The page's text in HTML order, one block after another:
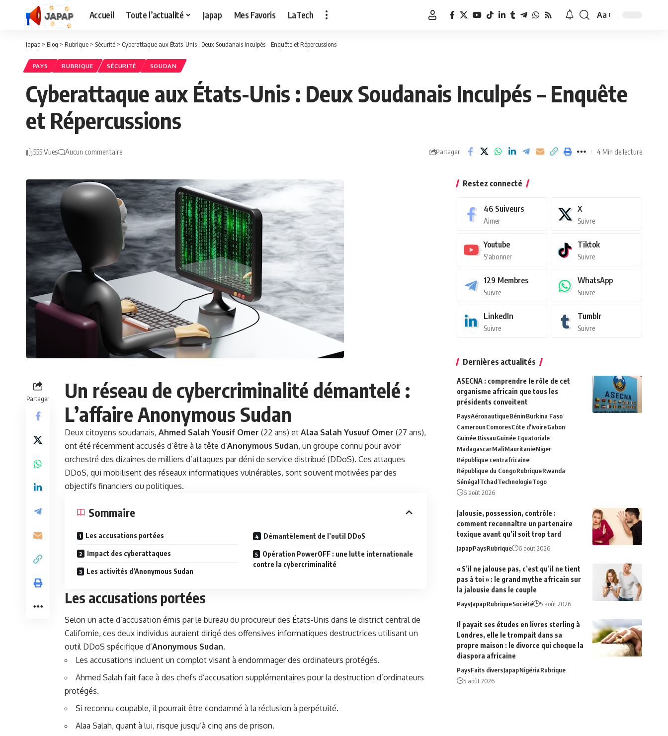
Accueil Toute l’actualité Japap Mes Favoris LaTech
Redimensionner
Aa
Japap > Blog > Rubrique > Sécurité > Cyberattaque aux États-Unis : Deux Soudanais Inculpés – Enquête et Répercussions
PAYS RUBRIQUE SÉCURITÉ SOUDAN
Cyberattaque aux États-Unis : Deux Soudanais Inculpés – Enquête
et Répercussions
555 Vues Aucun commentaire Partager 4 Min de lecture
Partager
Un réseau de cybercriminalité démantelé :
L’affaire Anonymous Sudan
Deux citoyens soudanais, Ahmed Salah Yousif Omer (22 ans) et Alaa Salah Yusuuf Omer (27 ans),
ont été récemment accusés d’être à la tête d’Anonymous Sudan, un groupe connu pour avoir
orchestré des dizaines de milliers d’attaques par déni de service distribué (DDoS). Ces attaques
DDoS, qui mobilisent des réseaux informatiques vulnérables, sont souvent motivées par des
objectifs financiers ou politiques.
Sommaire
Les accusations portées
Impact des cyberattaques
Les activités d’Anonymous Sudan
Démantèlement de l’outil DDoS
Opération PowerOFF : une lutte internationale
contre la cybercriminalité
Les accusations portées
Selon un acte d’accusation émis par le bureau du procureur des États-Unis dans le district central de
Californie, ces deux individus auraient dirigé des offensives informatiques destructrices utilisant un
outil DDoS spécifique d’Anonymous Sudan.
Les accusations incluent un complot visant à endommager des ordinateurs protégés.
Ahmed Salah fait face à des chefs d’accusation supplémentaires pour la destruction d’ordinateurs
protégés.
Si reconnu coupable, il pourrait être condamné à la réclusion à perpétuité.
Alaa Salah, quant à lui, risque jusqu’à cinq ans de prison.
Restez connecté
46 Suiveurs
Aimer
X
Suivre
Youtube
S'abonner
Tiktok
Suivre
129 Membres
Suivre
WhatsApp
Suivre
LinkedIn
Suivre
Tumblr
Suivre
Dernières actualités
ASECNA : comprendre le rôle de cet
organisme africain que tous les
présidents convoitent
PaysAéronautiqueBéninBurkina Faso
CamerounComoresCôte d'IvoireGabon
Guinée BissauGuinée Equatoriale
MadagascarMaliMauritanieNiger
République centrafricaine
République du CongoRubriqueRwanda
SénégalTchadTechnologieTogo
6 août 2026
Jalousie, possession, contrôle :
comment reconnaître un partenaire
toxique avant qu’il soit trop tard
JapapPaysRubrique 6 août 2026
« S’il ne jalouse pas, c’est qu’il ne tient
pas à toi » : le grand mythe africain sur
la jalousie dans le couple
PaysJapapRubriqueSociété 5 août 2026
Il payait ses études en livres sterling à
Londres, elle le trompait dans sa
propre maison : le divorce qui choque la
diaspora africaine
PaysFaits diversJapapNigériaRubrique
5 août 2026